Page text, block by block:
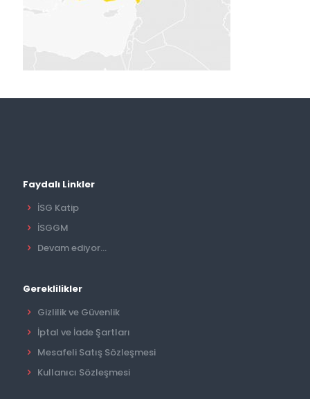
Faydalı Linkler
İSG Katip
İSGGM
Devam ediyor...
Gereklilikler
Gizlilik ve Güvenlik
İptal ve İade Şartları
Mesafeli Satış Sözleşmesi
Kullanıcı Sözleşmesi